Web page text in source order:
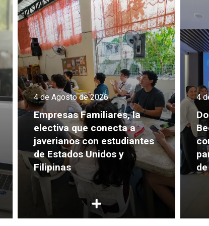
4 de Agosto de 2026
Empresas Familiares, la
electiva que conecta a
javerianos con estudiantes
de Estados Unidos y
Filipinas
4